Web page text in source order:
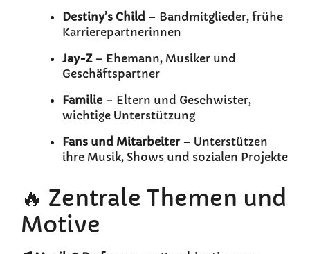
Destiny’s Child – Bandmitglieder, frühe
Karrierepartnerinnen
Jay-Z– Ehemann, Musiker und
Geschäftspartner
Familie – Eltern und Geschwister,
wichtige Unterstützung
Fans und Mitarbeiter– Unterstützen
ihre Musik, Shows und sozialen Projekte
🔥 Zentrale Themen und
Motive